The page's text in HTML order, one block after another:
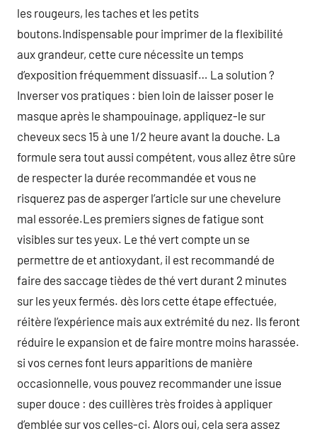
les rougeurs, les taches et les petits
boutons.Indispensable pour imprimer de la flexibilité
aux grandeur, cette cure nécessite un temps
d’exposition fréquemment dissuasif… La solution ?
Inverser vos pratiques : bien loin de laisser poser le
masque après le shampouinage, appliquez-le sur
cheveux secs 15 à une 1/2 heure avant la douche. La
formule sera tout aussi compétent, vous allez être sûre
de respecter la durée recommandée et vous ne
risquerez pas de asperger l’article sur une chevelure
mal essorée.Les premiers signes de fatigue sont
visibles sur tes yeux. Le thé vert compte un se
permettre de et antioxydant, il est recommandé de
faire des saccage tièdes de thé vert durant 2 minutes
sur les yeux fermés. dès lors cette étape effectuée,
réitère l’expérience mais aux extrémité du nez. Ils feront
réduire le expansion et de faire montre moins harassée.
si vos cernes font leurs apparitions de manière
occasionnelle, vous pouvez recommander une issue
super douce : des cuillères très froides à appliquer
d’emblée sur vos celles-ci. Alors oui, cela sera assez